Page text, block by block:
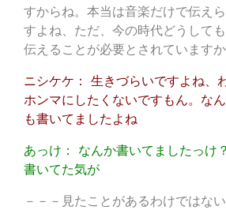
すからね。本当は音楽だけで伝え
すよね、ただ、今の時代どうして
伝えることが必要とされています
ニシケケ： 生きづらいですよね、
ホンマにしたくないですもん。な
も書いてましたよね
あっけ： なんか書いてましたっ
書いてた気が
－－－見たことがあるわけではな